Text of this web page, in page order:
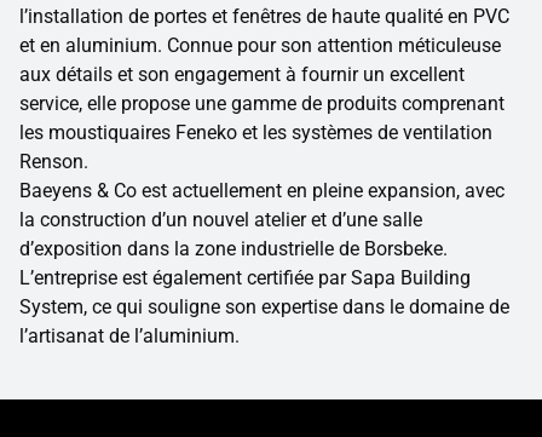
l’installation de portes et fenêtres de haute qualité en PVC
et en aluminium. Connue pour son attention méticuleuse
aux détails et son engagement à fournir un excellent
service, elle propose une gamme de produits comprenant
les moustiquaires Feneko et les systèmes de ventilation
Renson.
Baeyens & Co est actuellement en pleine expansion, avec
la construction d’un nouvel atelier et d’une salle
d’exposition dans la zone industrielle de Borsbeke.
L’entreprise est également certifiée par Sapa Building
System, ce qui souligne son expertise dans le domaine de
l’artisanat de l’aluminium.